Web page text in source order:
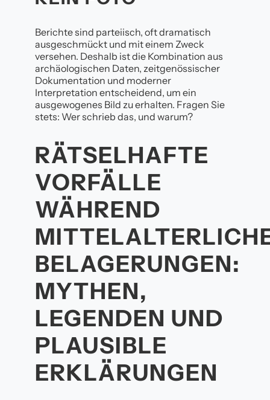
Berichte sind parteiisch, oft dramatisch
ausgeschmückt und mit einem Zweck
versehen. Deshalb ist die Kombination aus
archäologischen Daten, zeitgenössischer
Dokumentation und moderner
Interpretation entscheidend, um ein
ausgewogenes Bild zu erhalten. Fragen Sie
stets: Wer schrieb das, und warum?
RÄTSELHAFTE
VORFÄLLE
WÄHREND
BELAGERUNGEN:
MYTHEN,
LEGENDEN UND
PLAUSIBLE
ERKLÄRUNGEN